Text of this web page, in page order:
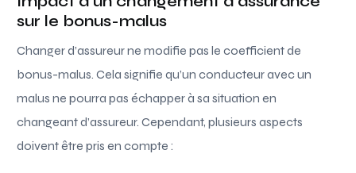
sur le bonus-malus
Changer d’assureur ne modifie pas le coefficient de
bonus-malus. Cela signifie qu’un conducteur avec un
malus ne pourra pas échapper à sa situation en
changeant d’assureur. Cependant, plusieurs aspects
doivent être pris en compte :